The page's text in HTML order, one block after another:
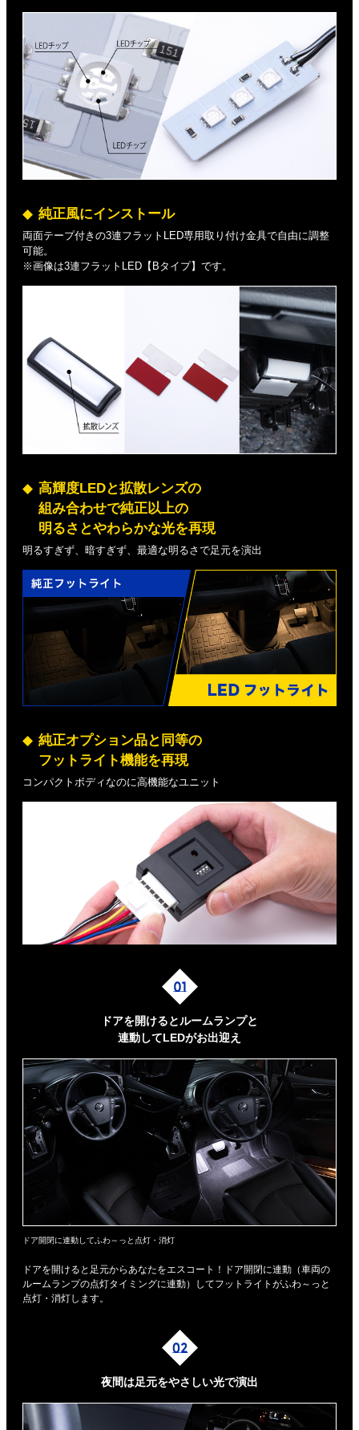
純正風にインストール
両面テープ付きの3連フラットLED専用取り付け金具で自由に調整
可能。
※画像は3連フラットLED【Bタイプ】です。
高輝度LEDと拡散レンズの
組み合わせで純正以上の
明るさとやわらかな光を再現
明るすぎず、暗すぎず、最適な明るさで足元を演出
純正オプション品と同等の
フットライト機能を再現
コンパクトボディなのに高機能なユニット
ドアを開けるとルームランプと
連動してLEDがお出迎え
ドア開閉に連動してふわ～っと点灯・消灯
ドアを開けると足元からあなたをエスコート！ドア開閉に連動（車両の
ルームランプの点灯タイミングに連動）してフットライトがふわ～っと
点灯・消灯します。
夜間は足元をやさしい光で演出